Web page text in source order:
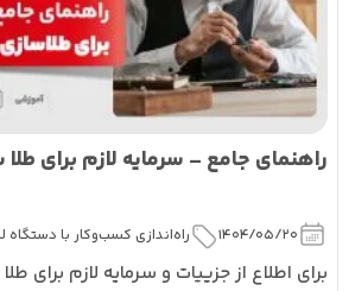
راهنمای جامع – سرمایه لازم برای طلا
1404/05/20 راه‌اندازی کسب‌و‌کار با دستگاه
برای اطلاع از جزییات و سرمایه لازم برای